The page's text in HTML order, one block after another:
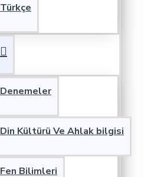
Türkçe
Denemeler
Din Kültürü Ve Ahlak bilgisi
Fen Bilimleri